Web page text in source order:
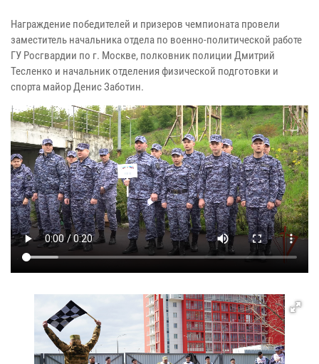
Награждение победителей и призеров чемпионата провели
заместитель начальника отдела по военно-политической работе
ГУ Росгвардии по г. Москве, полковник полиции Дмитрий
Тесленко и начальник отделения физической подготовки и
спорта майор Денис Заботин.